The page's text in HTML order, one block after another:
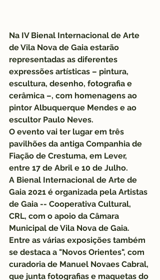
Na IV Bienal Internacional de Arte
de Vila Nova de Gaia estarão
representadas as diferentes
expressões artísticas – pintura,
escultura, desenho, fotografia e
cerâmica –, com homenagens ao
pintor Albuquerque Mendes e ao
escultor Paulo Neves.
O evento vai ter lugar em três
pavilhões da antiga Companhia de
Fiação de Crestuma, em Lever,
entre 17 de Abril e 10 de Julho.
A Bienal Internacional de Arte de
Gaia 2021 é organizada pela Artistas
de Gaia -- Cooperativa Cultural,
CRL, com o apoio da Câmara
Municipal de Vila Nova de Gaia.
Entre as várias exposições também
se destaca a "Novos Orientes", com
curadoria de Manuel Novaes Cabral,
que junta fotografias e maquetas do